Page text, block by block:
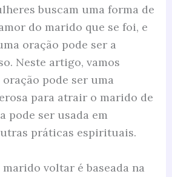
buscam uma forma de
do marido que se foi, e
oração pode ser a
Neste artigo, vamos
pode ser uma
para atrair o marido de
pode ser usada em
práticas espirituais.
voltar é baseada na